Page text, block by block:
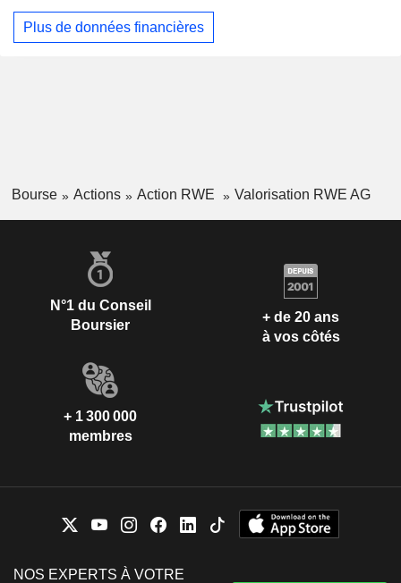
Plus de données financières
Bourse Actions Action RWE Valorisation RWE AG
N°1 du Conseil
Boursier
+ de 20 ans
à vos côtés
+ 1 300 000
membres
NOS EXPERTS À VOTRE